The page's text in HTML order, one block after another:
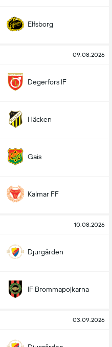
Elfsborg
09.08.2026
Degerfors IF
Häcken
Gais
Kalmar FF
10.08.2026
Djurgården
IF Brommapojkarna
03.09.2026